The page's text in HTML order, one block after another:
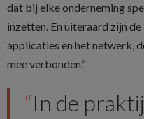
dat bij elke onderneming
inzetten. En uiteraard zijn de
applicaties en het netwerk,
mee verbonden.”
In de